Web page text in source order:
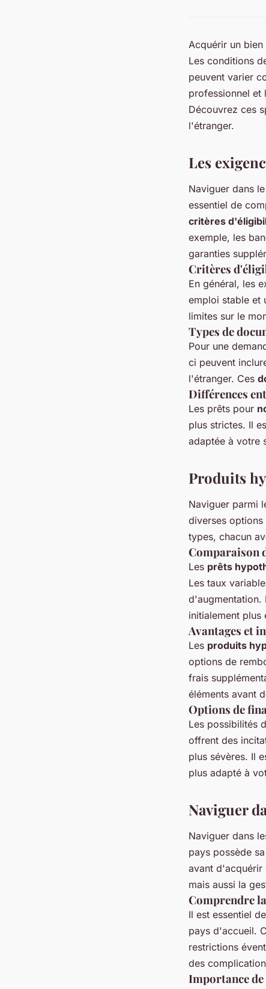
Acquérir un
Les conditions
peuvent varier
professionnel et
Découvrez ces
l'étranger.
Les
Naviguer dans
essentiel de
critères
exemple, les
garanties
Critères
En général, les
emploi stable et
limites sur le
Types de
Pour une
ci peuvent
l'étranger. Ces
Différences
Les prêts pour
plus strictes. Il
adaptée à votre
Produits
Naviguer parmi
diverses
types, chacun
Comparaison
Les prêts
Les taux
d'augmentation.
initialement plus
Avantages et
Les produits
options de
frais
éléments avant
Options de
Les possibilités
offrent des
plus sévères. Il
plus adapté à
Naviguer
Naviguer dans
pays possède
avant d'acquérir
mais aussi la
Comprendre
Il est essentiel
pays d'accueil.
restrictions
des
Importance